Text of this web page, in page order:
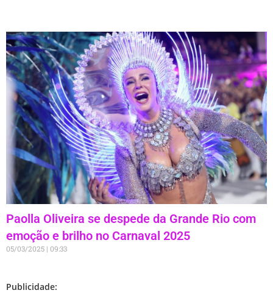
Paolla Oliveira se despede da Grande Rio com
emoção e brilho no Carnaval 2025
05/03/2025 09:33
Publicidade: